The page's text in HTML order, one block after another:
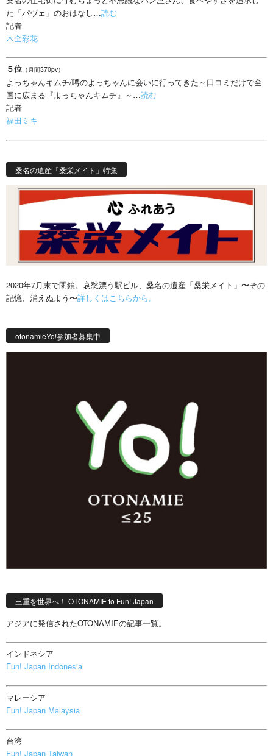
た「パヴェ」のおはなし…読む
記者
木全彩花
５位 （月間370pv）
よっちゃんキムチ/噂のよっちゃんに会いに行ってきた～口コミだけで全
国に広まる『よっちゃんキムチ』～…読む
記者
福田ミキ
桑名の遺産「桑栄メイト」特集
2020年7月末で閉鎖。哀愁漂う駅ビル、桑名の遺産「桑栄メイト」〜その
記憶、消えぬよう〜詳しくはこちらから。
otonamieYo!参加者募集中
三重を世界へ！ OTONAMIE to Fun! Japan
アジアに発信されたOTONAMIEの記事一覧。
インドネシア
Fun! Japan Indonesia
マレーシア
Fun! Japan Malaysia
台湾
Fun! Japan Taiwan